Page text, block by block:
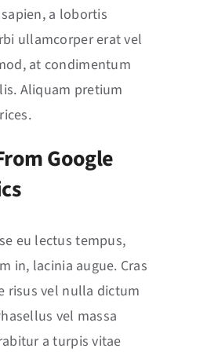
a lobortis
ullamcorper erat vel
at condimentum
Aliquam pretium
Google
eu lectus tempus,
in, lacinia augue. Cras
risus vel nulla dictum
vel massa
a turpis vitae